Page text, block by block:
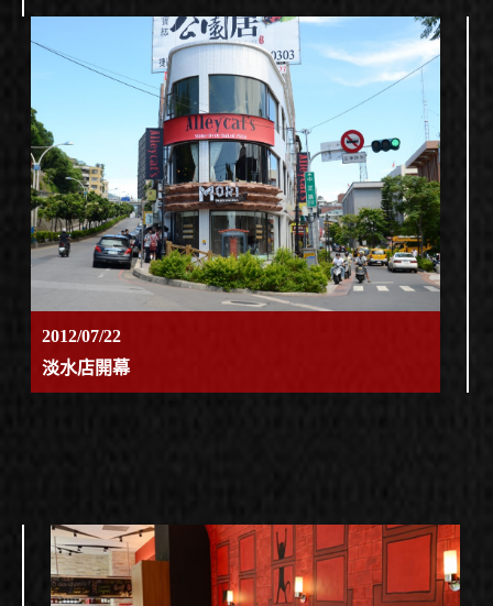
2012/07/22
淡水店開幕